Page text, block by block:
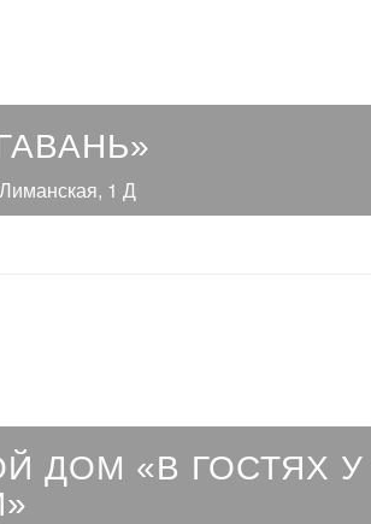
1 Д
ДОМ «В ГОСТЯХ У